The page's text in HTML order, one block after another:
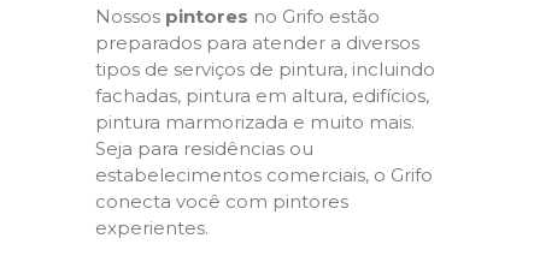
Nossos pintores no Grifo estão
preparados para atender a diversos
tipos de serviços de pintura, incluindo
fachadas, pintura em altura, edifícios,
pintura marmorizada e muito mais.
Seja para residências ou
estabelecimentos comerciais, o Grifo
conecta você com pintores
experientes.